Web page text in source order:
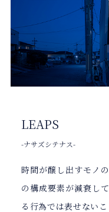
LEAPS
-ナサズシテナス-
時間が醸し出すモノ
の構成要素が減衰し
る行為では表せないこ